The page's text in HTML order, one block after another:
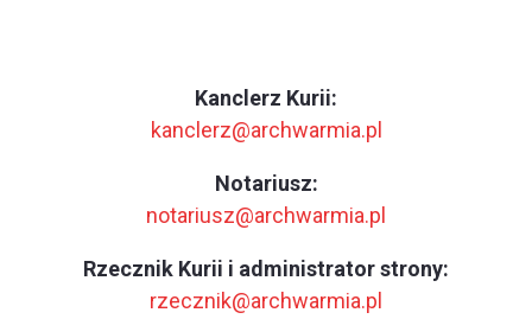
Kanclerz Kurii:
kanclerz@archwarmia.pl
Notariusz:
notariusz@archwarmia.pl
Rzecznik Kurii i administrator strony:
rzecznik@archwarmia.pl